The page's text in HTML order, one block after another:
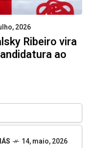
2026
Ribeiro vira
ao
14, maio, 2026